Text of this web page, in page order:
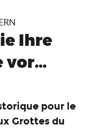
Ihre
vor...
pour le
Grottes du